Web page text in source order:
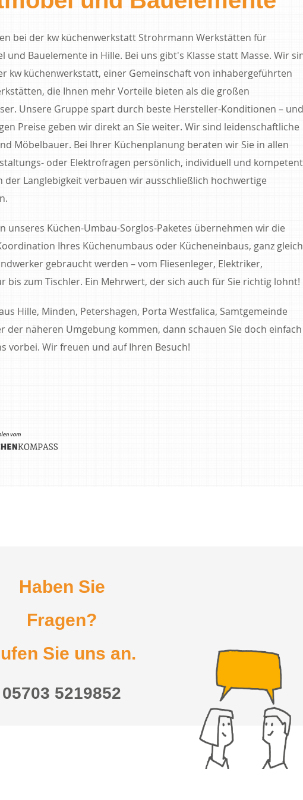
bei der kw küchenwerkstatt Strohrmann Werkstätten für
und Bauelemente in Hille. Bei uns gibt's Klasse statt Masse. Wir
kw küchenwerkstatt, einer Gemeinschaft von inhabergeführten
die Ihnen mehr Vorteile bieten als die großen
Unsere Gruppe spart durch beste Hersteller-Konditionen – und
Preise geben wir direkt an Sie weiter. Wir sind leidenschaftliche
Möbelbauer. Bei Ihrer Küchenplanung beraten wir Sie in allen
oder Elektrofragen persönlich, individuell und
der Langlebigkeit verbauen wir ausschließlich hochwertige
unseres Küchen-Umbau-Sorglos-Paketes übernehmen wir die
Ihres Küchenumbaus oder Kücheneinbaus, ganz gleich
gebraucht werden – vom Fliesenleger, Elektriker,
bis zum Tischler. Ein Mehrwert, der sich auch für Sie richtig lohnt!
Hille, Minden, Petershagen, Porta Westfalica, Samtgemeinde
der näheren Umgebung kommen, dann schauen Sie doch einfach
vorbei. Wir freuen und auf Ihren Besuch!
Haben Sie
Fragen?
Sie uns an.
05703 5219852